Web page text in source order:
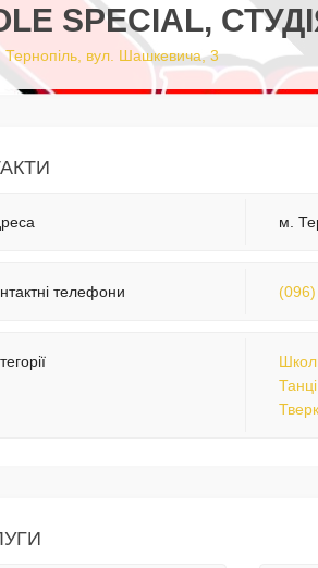
SPECIAL,
Тернопіль, вул. Шашкевича, 3
м.
телефони
Тверк